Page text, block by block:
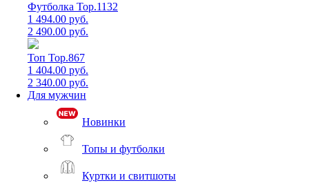
Футболка Top.1132
1 494.00 руб.
2 490.00 руб.
Топ Top.867
1 404.00 руб.
2 340.00 руб.
Для мужчин
Новинки
Топы и футболки
Куртки и свитшоты